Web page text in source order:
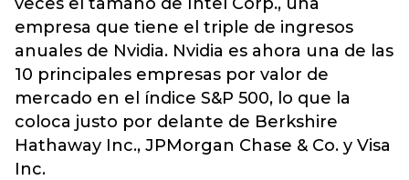
empresa que tiene el triple de ingresos
anuales de Nvidia. Nvidia es ahora una de las
10 principales empresas por valor de
mercado en el índice S&P 500, lo que la
coloca justo por delante de Berkshire
Hathaway Inc., JPMorgan Chase & Co. y Visa
Inc.